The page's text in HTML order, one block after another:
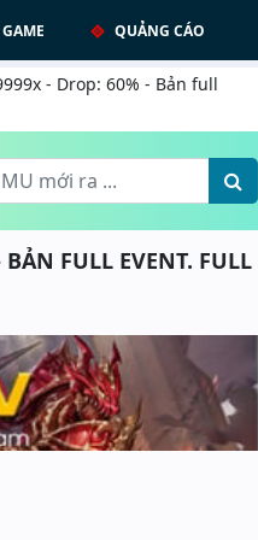
QUẢNG CÁO
- Drop: 60% - Bản full
FULL EVENT. FULL